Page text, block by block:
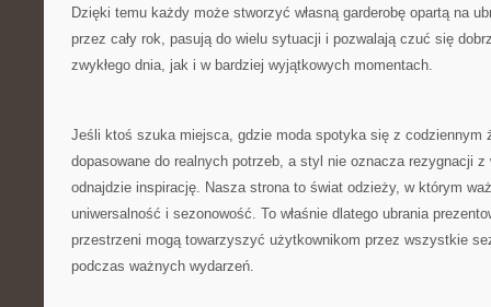
Dzięki temu każdy może stworzyć własną garderobę opartą na
przez cały rok, pasują do wielu sytuacji i pozwalają czuć się
zwykłego dnia, jak i w bardziej wyjątkowych momentach.
Jeśli ktoś szuka miejsca, gdzie moda spotyka się z codziennym
dopasowane do realnych potrzeb, a styl nie oznacza rezygnacji z
odnajdzie inspirację. Nasza strona to świat odzieży, w którym
uniwersalność i sezonowość. To właśnie dlatego ubrania
przestrzeni mogą towarzyszyć użytkownikom przez wszystkie
podczas ważnych wydarzeń.